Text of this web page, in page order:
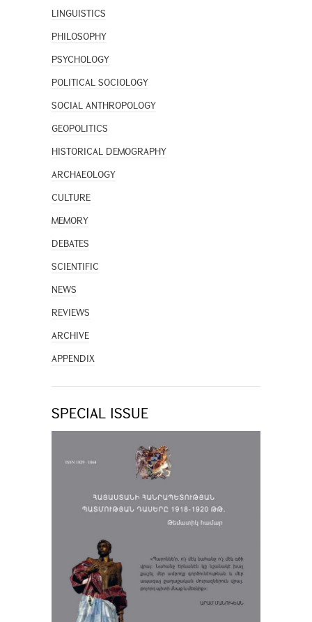
LINGUISTICS
PHILOSOPHY
PSYCHOLOGY
POLITICAL SOCIOLOGY
SOCIAL ANTHROPOLOGY
GEOPOLITICS
HISTORICAL DEMOGRAPHY
ARCHAEOLOGY
CULTURE
MEMORY
DEBATES
SCIENTIFIC
NEWS
REVIEWS
ARCHIVE
APPENDIX
SPECIAL ISSUE